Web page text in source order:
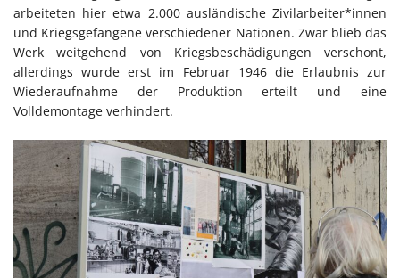
arbeiteten hier etwa 2.000 ausländische Zivilarbeiter*innen
und Kriegsgefangene verschiedener Nationen. Zwar blieb das
Werk weitgehend von Kriegsbeschädigungen verschont,
allerdings wurde erst im Februar 1946 die Erlaubnis zur
Wiederaufnahme der Produktion erteilt und eine
Volldemontage verhindert.